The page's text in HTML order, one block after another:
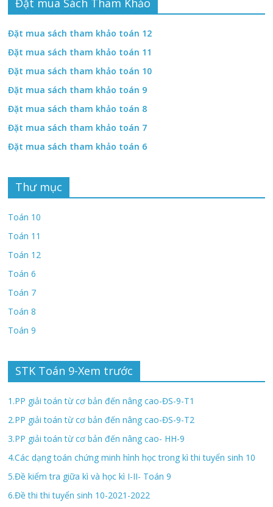
Đặt mua sách tham khảo toán 12
Đặt mua sách tham khảo toán 11
Đặt mua sách tham khảo toán 10
Đặt mua sách tham khảo toán 9
Đặt mua sách tham khảo toán 8
Đặt mua sách tham khảo toán 7
Đặt mua sách tham khảo toán 6
Thư mục
Toán 10
Toán 11
Toán 12
Toán 6
Toán 7
Toán 8
Toán 9
STK Toán 9-Xem trước
1.PP giải toán từ cơ bản đến nâng cao-ĐS-9-T1
2.PP giải toán từ cơ bản đến nâng cao-ĐS-9-T2
3.PP giải toán từ cơ bản đến nâng cao- HH-9
4.Các dạng toán chứng minh hình học trong kì thi tuyển sinh 10
5.Đề kiểm tra giữa kì và học kì I-II- Toán 9
6.Đề thi thi tuyển sinh 10-2021-2022